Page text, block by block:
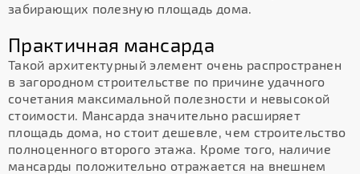
забирающих полезную площадь дома.
Практичная мансарда
Такой архитектурный элемент очень распространен
в загородном строительстве по причине удачного
сочетания максимальной полезности и невысокой
стоимости. Мансарда значительно расширяет
площадь дома, но стоит дешевле, чем строительство
полноценного второго этажа. Кроме того, наличие
мансарды положительно отражается на внешнем